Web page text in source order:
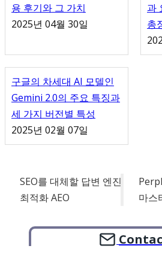
용 후기와 그 가치
2025년 04월 30일
과
총
구글의 차세대 AI 모델인
Gemini 2.0의 주요 특징과
세 가지 버전별 특성
2025년 02월 07일
SEO를 대체할 답변 엔진
최적화 AEO
마스